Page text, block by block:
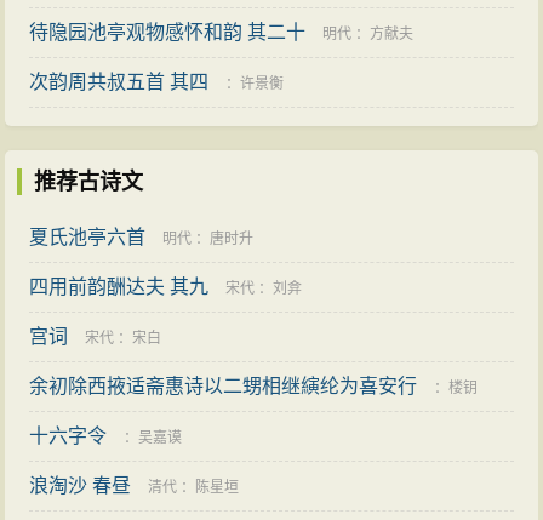
待隐园池亭观物感怀和韵 其二十 明代 ： 方献夫
次韵周共叔五首 其四 ：许景衡
推荐古诗文
夏氏池亭六首 明代 ： 唐时升
四用前韵酬达夫 其九 宋代 ：刘弇
宫词 宋代 ：宋白
余初除西掖适斋惠诗以二甥相继縯纶为喜安行 ：楼钥
十六字令 ：吴嘉谟
浪淘沙 春昼 清代 ： 陈星垣